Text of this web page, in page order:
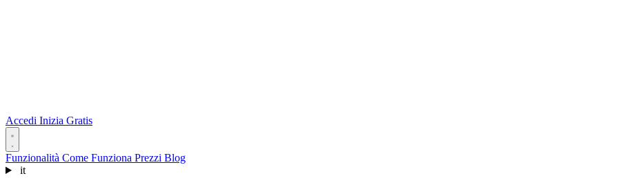
Accedi Inizia Gratis
Funzionalità Come Funziona Prezzi Blog
it